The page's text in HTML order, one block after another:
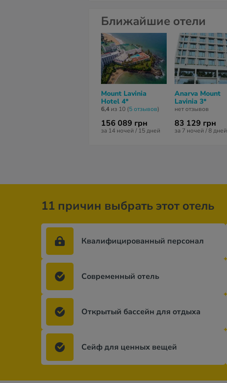
Ближайшие отели
Mount Lavinia
Hotel 4*
6,4 из 10 (5 отзывов)
156 089 грн
за 14 ночей / 15 дней
Anarva Mount
Lavinia 3*
нет отзывов
83 129 грн
за 7 ночей / 8 дней
11 причин выбрать этот отель
Квалифицированный персонал
Современный отель
Открытый бассейн для отдыха
Сейф для ценных вещей